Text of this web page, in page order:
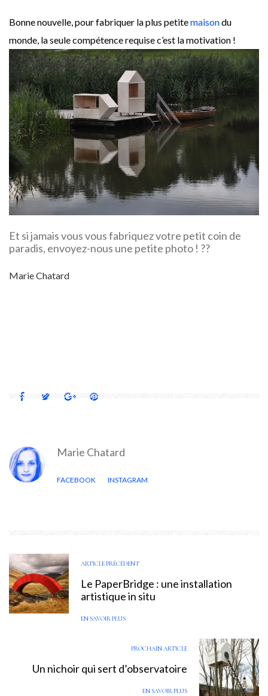
Bonne nouvelle, pour fabriquer la plus petitemaisondu
monde, la seule compétence requise c’est la motivation !
Et si jamais vous vous fabriquez votre petit coin de
paradis, envoyez-nous une petite photo ! ??
Marie Chatard
Marie Chatard
FACEBOOK INSTAGRAM
ARTICLE PRÉCÉDENT
Le PaperBridge : une installation
artistique in situ
EN SAVOIR PLUS
PROCHAIN ARTICLE
Un nichoir qui sert d’observatoire
EN SAVOIR PLUS